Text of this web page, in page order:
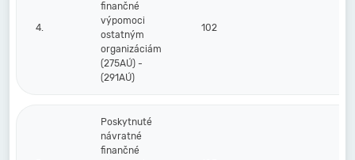
4.
finančné
výpomoci
ostatným
organizáciám
(275AÚ) -
(291AÚ)
102
Poskytnuté
návratné
finančné